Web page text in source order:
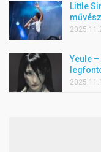
Little
Yeule